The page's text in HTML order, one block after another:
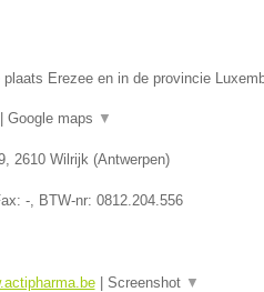
Erezee en in de provincie
Google maps ▼
, 2610 Wilrijk(Antwerpen)
-, BTW-nr: 0812.204.556
| Screenshot ▼